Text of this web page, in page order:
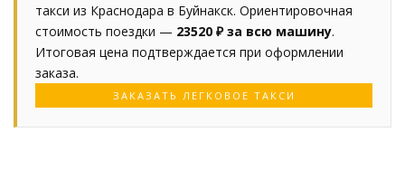
такси из Краснодара в Буйнакск. Ориентировочная
стоимость поездки — 23520 ₽ за всю машину.
Итоговая цена подтверждается при оформлении
заказа.
ЗАКАЗАТЬ ЛЕГКОВОЕ ТАКСИ